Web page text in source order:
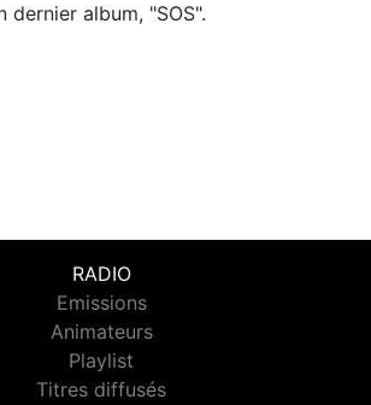
dernier album, "SOS".
RADIO
Emissions
Animateurs
Playlist
Titres diffusés